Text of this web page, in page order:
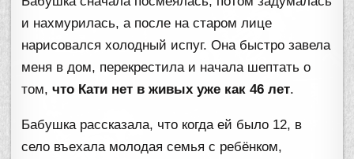
и нахмурилась, а после на старом лице
нарисовался холодный испуг. Она быстро завела
меня в дом, перекрестила и начала шептать о
том,что Кати нет в живых уже как 46 лет.
Бабушка рассказала, что когда ей было 12, в
село въехала молодая семья с ребёнком,